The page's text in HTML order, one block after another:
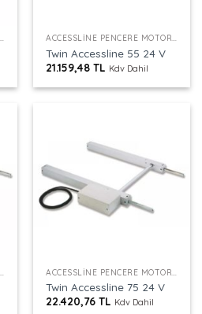
ACCESSLINE PENCERE MOTORU ACCESSLINE PENCERE MOTORU
Twin Accessline 55 24 V
21.159,48TL Kdv Dahil
Twin Accessline 75 24 V
22.420,76TL Kdv Dahil